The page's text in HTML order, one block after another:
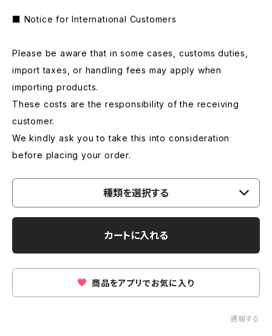
■ Notice for International Customers
Please be aware that in some cases, customs duties,
import taxes, or handling fees may apply when
importing products.
These costs are the responsibility of the receiving
customer.
We kindly ask you to take this into consideration
before placing your order.
種類を選択する
カートに入れる
商品をアプリでお気に入り
通報する